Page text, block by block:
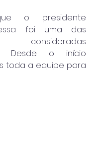
o presidente
foi uma das
consideradas
Desde o início
toda a equipe para